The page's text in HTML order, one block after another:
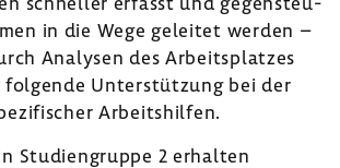
in die Wege geleitet werden –
Analysen des Arbeits­platzes
folgende Unter­stüt­zung bei der
Arbeits­hilfen.
Studi­en­gruppe 2 erhalten